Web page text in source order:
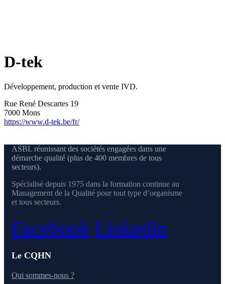
D-tek
Développement, production et vente IVD.
Rue René Descartes 19
7000 Mons
https://www.d-tek.be/fr/
ASBL réunissant des sociétés engagées dans une
démarche qualité (plus de 400 membres de tous
secteurs).
Spécialisé depuis 1975 dans la formation continue au
Management de la Qualité pour tout type d’organisme
et tous secteurs.
Facebook Linkedin
Le CQHN
Qui sommes-nous ?